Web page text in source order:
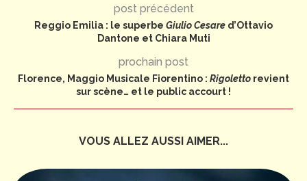
post précédent
Reggio Emilia : le superbe Giulio Cesare d’Ottavio
Dantone et Chiara Muti
prochain post
Florence, Maggio Musicale Fiorentino : Rigoletto revient
sur scène… et le public accourt !
VOUS ALLEZ AUSSI AIMER...